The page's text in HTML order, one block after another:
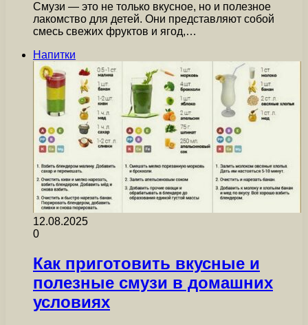
Смузи — это не только вкусное, но и полезное
лакомство для детей. Они представляют собой
смесь свежих фруктов и ягод,…
Напитки
12.08.2025
0
Как приготовить вкусные и
полезные смузи в домашних
условиях